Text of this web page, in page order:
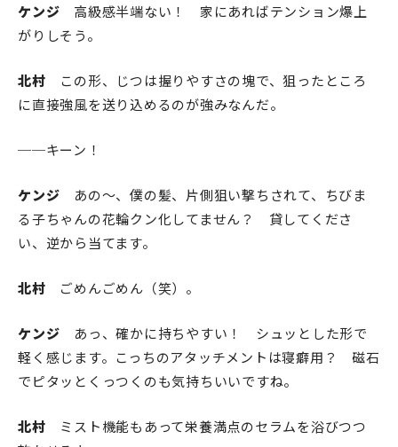
ケンジ 高級感半端ない！ 家にあればテンション爆上
がりしそう。
北村 この形、じつは握りやすさの塊で、狙ったところ
に直接強風を送り込めるのが強みなんだ。
──キーン！
ケンジ あの〜、僕の髪、片側狙い撃ちされて、ちびま
る子ちゃんの花輪クン化してません？ 貸してくださ
い、逆から当てます。
北村 ごめんごめん（笑）。
ケンジ あっ、確かに持ちやすい！ シュッとした形で
軽く感じます。こっちのアタッチメントは寝癖用？ 磁石
でピタッとくっつくのも気持ちいいですね。
北村 ミスト機能もあって栄養満点のセラムを浴びつつ